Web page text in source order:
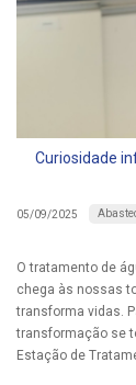
Curiosidade
05/09/2025
O tratamento de
chega às nossas
transforma vidas.
transformação se
Estação de